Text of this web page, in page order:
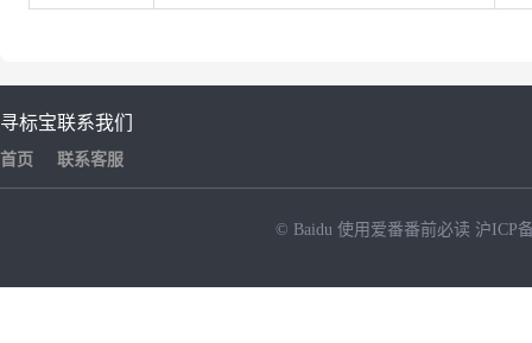
寻标宝
首页
联系我们
联系客服
© Baidu 使用爱番番前必读 沪ICP